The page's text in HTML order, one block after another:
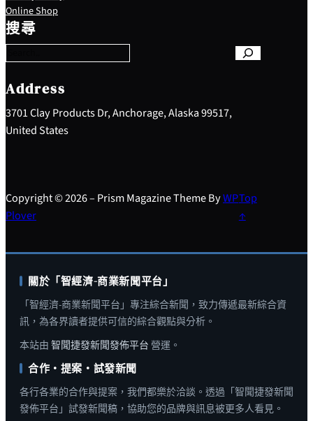
Online Shop
搜尋
S
e
a
c
h
Address
3701 Clay Products Dr, Anchorage, Alaska 99517,
United States
Copyright © 2026 – Prism Magazine Theme ByWP
Plover
Top
↑
關於「智經濟-商業新聞平台」
「智經濟-商業新聞平台」專注綜合新聞，致力傳遞最新綜合資
訊，為各界讀者提供可信的綜合觀點與分析。
本站由 智聞捷發新聞發佈平台 營運。
合作・提案・試發新聞
各行各業的合作與提案，我們都樂於洽談。透過「智聞捷發新聞
發佈平台」試發新聞稿，協助您的品牌與訊息被更多人看見。